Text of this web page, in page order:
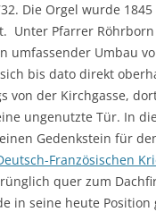
Die Orgel wurde 1845
Unter Pfarrer
umfassender Umbau
bis dato direkt
von der Kirchgasse,
ungenutzte Tür. In
Gedenkstein für
Französischen
quer zum
in seine heute Position